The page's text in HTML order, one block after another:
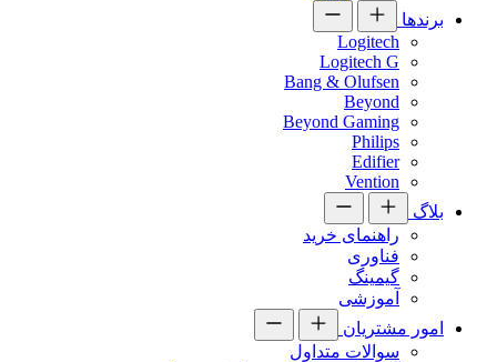
برندها
Logitech
Logitech G
Bang & Olufsen
Beyond
Beyond Gaming
Philips
Edifier
Vention
بلاگ
راهنمای خرید
فناوری
گیمینگ
آموزشی
امور مشتریان
سوالات متداول